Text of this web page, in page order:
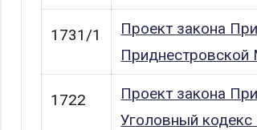
1731/1
Проект закона
Приднестровской
1722
Проект закона
Уголовный